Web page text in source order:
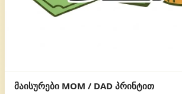
მაისურები MOM / DAD პრინტით